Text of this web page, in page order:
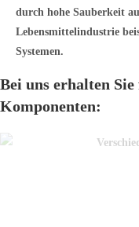
durch hohe Sauberkeit
Lebensmittelindustrie
Systemen.
Bei uns erhalten
Komponenten: